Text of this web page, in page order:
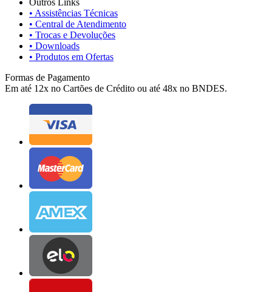
• Assistências Técnicas
• Central de Atendimento
• Trocas e Devoluções
• Downloads
• Produtos em Ofertas
Formas de Pagamento
Em até 12x no Cartões de Crédito ou até 48x no BNDES.